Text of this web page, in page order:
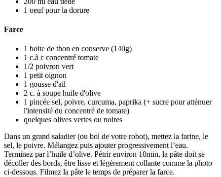
1 oeuf pour la dorure
Farce
1 boite de thon en conserve (140g)
1 c.à c concentré tomate
1/2 poivron vert
1 petit oignon
1 gousse d'ail
2 c. à soupe huile d'olive
1 pincée sel, poivre, curcuma, paprika (+ sucre pour atténuer
l'intensité du concentré de tomate)
quelques olives vertes ou noires
Dans un grand saladier (ou bol de votre robot), mettez la farine, le
sel, le poivre. Mélangez puis ajouter progressivement l’eau.
Terminez par l’huile d’olive. Pétrir environ 10min, la pâte doit se
décoller des bords, être lisse et légèrement collante comme la photo
ci-dessous. Filmez la pâte le temps de préparer la farce.